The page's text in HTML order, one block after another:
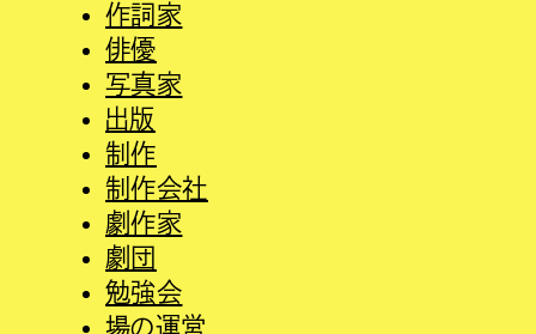
作詞家
俳優
写真家
出版
制作
制作会社
劇作家
劇団
勉強会
場の運営